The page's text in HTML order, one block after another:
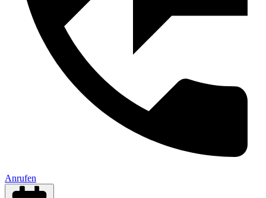
Anrufen